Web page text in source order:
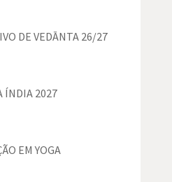
DE VEDĀNTA 26/27
ÍNDIA 2027
EM YOGA